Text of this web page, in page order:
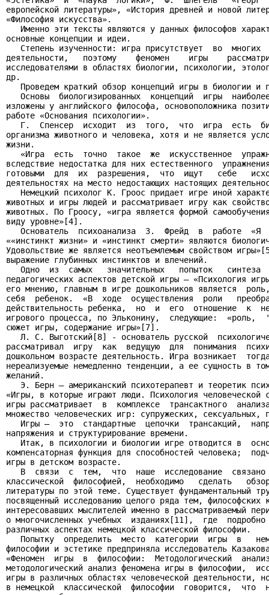
европейской литературы», «История древней и новой
«Философия искусства».
Именно эти тексты являются у данных философов
основные концепции и идеи.
Степень изученности: игра присутствует  во  многих
деятельности,   поэтому    феномен    игры
исследователями в областях биологии, психологии,
др.
Проведем краткий обзор концепций игры в биологии и
Основы  биологизированных  концепций  игры
изложены у английского философа, основоположника
работе «Основания психологии».
Г.  Спенсер  исходит  из  того,  что  игра  есть
организма животного и человека, хотя и не является
жизни.
«Игра  есть  точно  такое  же  искусственное
вследствие недостатка для них естественного
готовыми  для  их  разрешения,  что  ищут   себе
деятельностях на место недостающих настоящих
Немецкий психолог К. Гроос придает игре иной
животных и игры людей и рассматривает игру как
животных. По Гроосу, «игра является формой
виду уровне»[4].
Основатель  психоанализа  З.  Фрейд  в  работе  «Я
««инстинкт жизни» и «инстинкт смерти» являются
Удовольствие же является неотъемлемым свойством
выражение глубинных инстинктов и влечений.
Одно  из  самых   значительных   попыток   синтеза
педагогических аспектов детской игры – «Психология
его мнению, главным в игре дошкольников является
себя  ребенок.  «В  ходе  осуществления  роли
действительность ребенка,  но  и  его  отношение  к
игрового процесса, по Эльконину,  следующие:
сюжет игры, содержание игры»[7].
Л. С. Выготский[8] - основатель русской
рассматривал  игру  как  ведущую  для  понимания
дошкольном возрасте деятельность. Игра возникает
нереализуемые немедленно тенденции, а ее сущность в
желаний.
Э. Берн – американский психотерапевт и теоретик
«Игры, в которые играют люди. Психология
игры рассматривает  в  комплексе  трансактного
множество человеческих игр: супружеских,
Игры –  это  стандартные  цепочки  трансакций,
напряжения и структурирование времени.
Итак, в психологии и биологии игре отводится в
компенсаторная функция для способностей человека;
игры в детском возрасте.
В  связи  с  тем,  что  наше  исследование
классической  философией,  необходимо   сделать
литературы по этой теме. Существует фундаментальный
посвященный исследованию целого ряда тем,
интересовавших мыслителей именно в рассматриваемый
о многочисленных учебных  изданиях[11],  где  подробно
различных аспектах немецкой классической философии.
Попытку  определить  место  категории  игры  в
философии и эстетике предприняла исследователь
«Феномен  игры  в  философии:  Методологический
методологический анализ феномена игры в философии,
игры в различных областях человеческой деятельности,
в немецкой  классической  философии  говорится,  что